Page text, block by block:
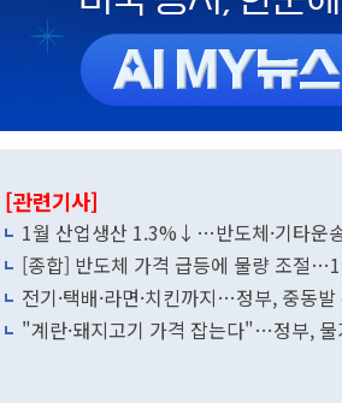
[관련기사]
1월 산업생산 1.3%↓…반도체·기타운
[종합] 반도체 가격 급등에 물량 조절
전기·택배·라면·치킨까지…정부, 중동
"계란·돼지고기 가격 잡는다"…정부,